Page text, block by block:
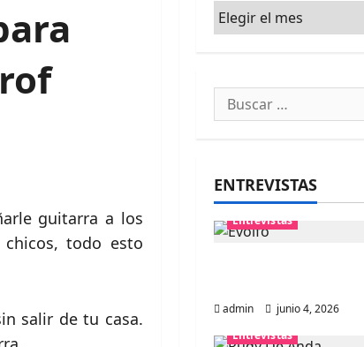
guitarra a los
chicos, todo esto
salir de tu casa.
Archivos
Buscar:
ENTREVISTAS
Entrevistas
admin
junio 4, 2026
Entrevistas